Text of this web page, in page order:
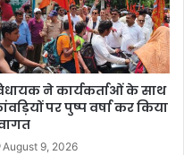
ने कार्यकर्ताओं के साथ
पर पुष्प वर्षा कर किया
August 9, 2026